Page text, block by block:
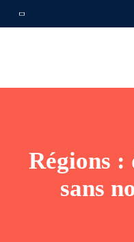
Régions :
sans